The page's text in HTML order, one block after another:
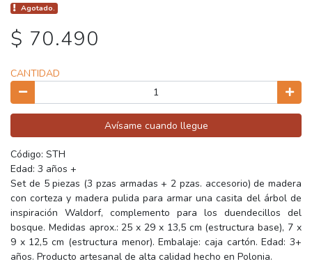
Agotado.
$ 70.490
CANTIDAD
Avísame cuando llegue
Código: STH
Edad: 3 años +
Set de 5 piezas (3 pzas armadas + 2 pzas. accesorio) de madera
con corteza y madera pulida para armar una casita del árbol de
inspiración Waldorf, complemento para los duendecillos del
bosque. Medidas aprox.: 25 x 29 x 13,5 cm (estructura base), 7 x
9 x 12,5 cm (estructura menor). Embalaje: caja cartón. Edad: 3+
años. Producto artesanal de alta calidad hecho en Polonia.